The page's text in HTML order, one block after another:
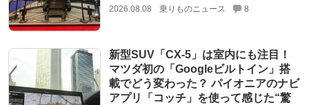
2026.08.08 乗りものニュース 8
新型SUV「CX-5」は室内にも注目！
マツダ初の「Googleビルトイン」搭
載でどう変わった？ パイオニアのナビ
アプリ「コッチ」を使って感じた“驚